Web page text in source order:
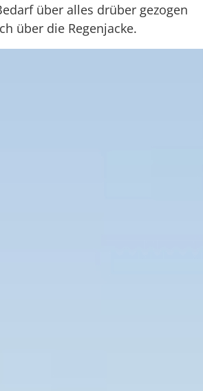
über alles drüber gezogen
über die Regenjacke.